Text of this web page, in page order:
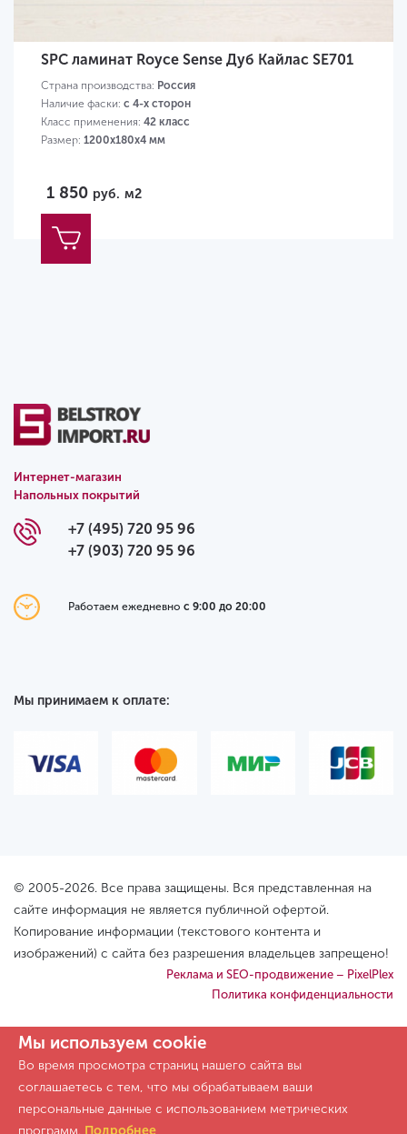
SPC ламинат Royce Sense Дуб Кайлас SE701
Страна производства: Россия
Наличие фаски: с 4-х сторон
Класс применения: 42 класс
Размер: 1200х180х4 мм
1 850 руб. м2
Интернет-магазин
Напольных покрытий
+7 (495) 720 95 96
+7 (903) 720 95 96
Работаем ежедневно с 9:00 до 20:00
Мы принимаем к оплате:
© 2005-2026. Все права защищены. Вся представленная на
сайте информация не является публичной офертой.
Копирование информации (текстового контента и
изображений) с сайта без разрешения владельцев запрещено!
Реклама и SEO-продвижение – PixelPlex
Политика конфиденциальности
Мы используем cookie
Во время просмотра страниц нашего сайта вы
соглашаетесь с тем, что мы обрабатываем ваши
персональные данные с использованием метрических
программ. Подробнее